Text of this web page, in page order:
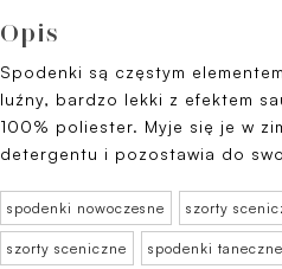
Opis
Spodenki są częstym
luźny, bardzo lekki z efektem
100% poliester. Myje się je w
detergentu i pozostawia do
spodenki nowoczesne szorty
szorty sceniczne spodenki